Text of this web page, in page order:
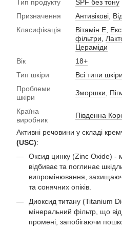
Тип продукту
SPF без тону
Призначення
Антивікові
Класифікація
Вітамін Е
фільтри
Цераміди
Вік
18+
Тип шкіри
Всі типи шкіри
Проблеми
шкіри
Зморшки
Країна
виробник
Південна
Активні речовини у складі
(USC):
Оксид цинку (Zinc Oxide) -
відбиває та поглинає
випромінювання,
та сонячних опіків.
Диоксид титану (Titanium
мінеральний фільтр, що
промені, запобігаючи